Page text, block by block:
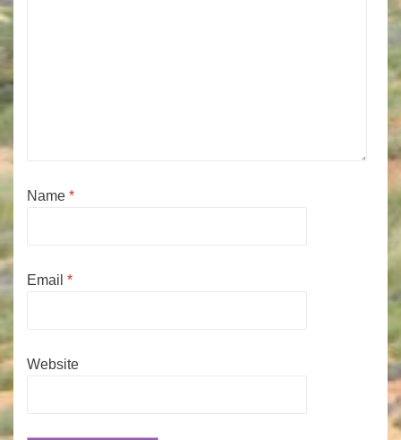
Name *
Email *
Website